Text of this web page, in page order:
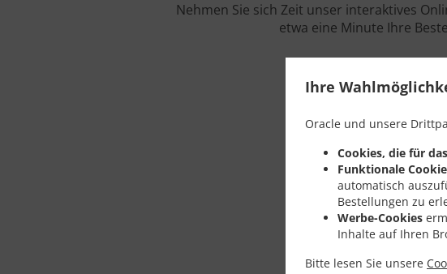
Ihre
Oracle und unsere
Cookies, die für
Funktionale
automatisch
Bestellungen zu
Werbe-Cookies
Inhalte auf Ihren
Bitte lesen Sie unsere
Nehmen Sie sich Zeit unser interaktives
etwa eine Minute Ihre